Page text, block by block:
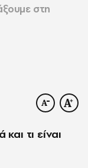
στη
τι είναι